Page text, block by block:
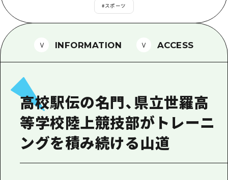
1泊2日
観光案内所
広島県を訪れる外国人旅行者向け情報一
ボランティアガイド
ユニバーサルツーリズム
広島県の魅力を動画でご紹介！
よくあるご質問
メディア掲載情報
#スポーツ
INFORMATION ACCESS
高校駅伝の名門、県立世羅高
等学校陸上競技部がトレーニ
ングを積み続ける山道